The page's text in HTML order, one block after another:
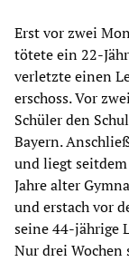
Erst vor zwei
tötete ein 22-
verletzte einen
erschoss. Vor
Schüler den
Bayern.
und liegt
Jahre alter
und erstach vor
seine 44-jährige
Nur drei Wochen